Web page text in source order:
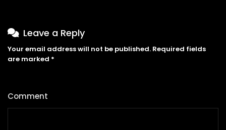
率
Leave a Reply
Your email address will not be published. Required fields
are marked *
Comment